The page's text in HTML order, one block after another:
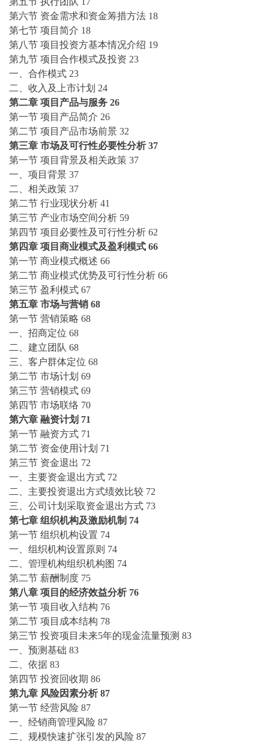
第六节 资金需求和资金筹措方法 18
第七节 项目简介 18
第八节 项目投资方基本情况介绍 19
第九节 项目合作模式及投资 23
一、合作模式 23
二、收入及上市计划 24
第二章 项目产品与服务 26
第一节 项目产品简介 26
第二节 项目产品市场前景 32
第三章 市场及可行性必要性分析 37
第一节 项目背景及相关政策 37
一、项目背景 37
二、相关政策 37
第二节 行业现状分析 41
第三节 产业市场空间分析 59
第四节 项目必要性及可行性分析 62
第四章 项目商业模式及盈利模式 66
第一节 商业模式概述 66
第二节 商业模式优势及可行性分析 66
第三节 盈利模式 67
第五章 市场与营销 68
第一节 营销策略 68
一、招商定位 68
二、建立团队 68
三、客户群体定位 68
第二节 市场计划 69
第三节 营销模式 69
第四节 市场联络 70
第六章 融资计划 71
第一节 融资方式 71
第二节 资金使用计划 71
第三节 资金退出 72
一、主要资金退出方式 72
二、主要投资退出方式绩效比较 72
三、公司计划采取资金退出方式 73
第七章 组织机构及激励机制 74
第一节 组织机构设置 74
一、组织机构设置原则 74
二、管理机构组织机构图 74
第二节 薪酬制度 75
第八章 项目的经济效益分析 76
第一节 项目收入结构 76
第二节 项目成本结构 78
第三节 投资项目未来5年的现金流量预测 83
一、预测基础 83
二、依据 83
第四节 投资回收期 86
第九章 风险因素分析 87
第一节 经营风险 87
一、经销商管理风险 87
二、规模快速扩张引发的风险 87